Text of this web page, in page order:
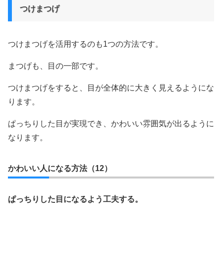
つけまつげ
つけまつげを活用するのも1つの方法です。
まつげも、目の一部です。
つけまつげをすると、目が全体的に大きく見えるようにな
ります。
ぱっちりした目が実現でき、かわいい雰囲気が出るように
なります。
かわいい人になる方法（12）
ぱっちりした目になるよう工夫する。